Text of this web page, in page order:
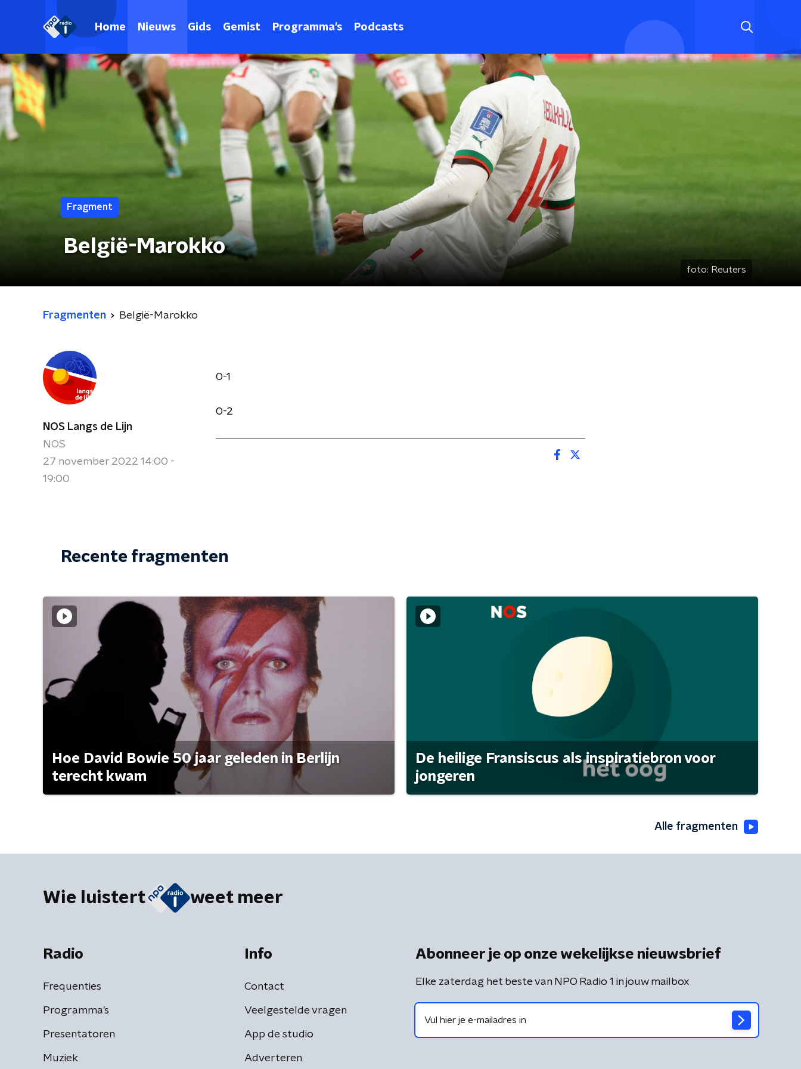
Home Nieuws Gids Gemist Programma's Podcasts
Fragment
België-Marokko
foto: Reuters
Fragmenten België-Marokko
NOS Langs de Lijn
NOS
27 november 2022 14:00 -
19:00
0-1
0-2
Recente fragmenten
Hoe David Bowie 50 jaar geleden in Berlijn
terecht kwam
De heilige Fransiscus als inspiratiebron voor
jongeren
Alle fragmenten
Wie luistert weet meer
Radio
Frequenties
Programma's
Presentatoren
Muziek
Info
Contact
Veelgestelde vragen
App de studio
Adverteren
Abonneer je op onze wekelijkse nieuwsbrief
Elke zaterdag het beste van NPO Radio 1 in jouw mailbox